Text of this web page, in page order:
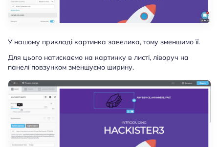
У нашому прикладі картинка завелика, тому зменшимо її.
Для цього натискаємо на картинку в листі, ліворуч на
панелі повзунком зменшуємо ширину.